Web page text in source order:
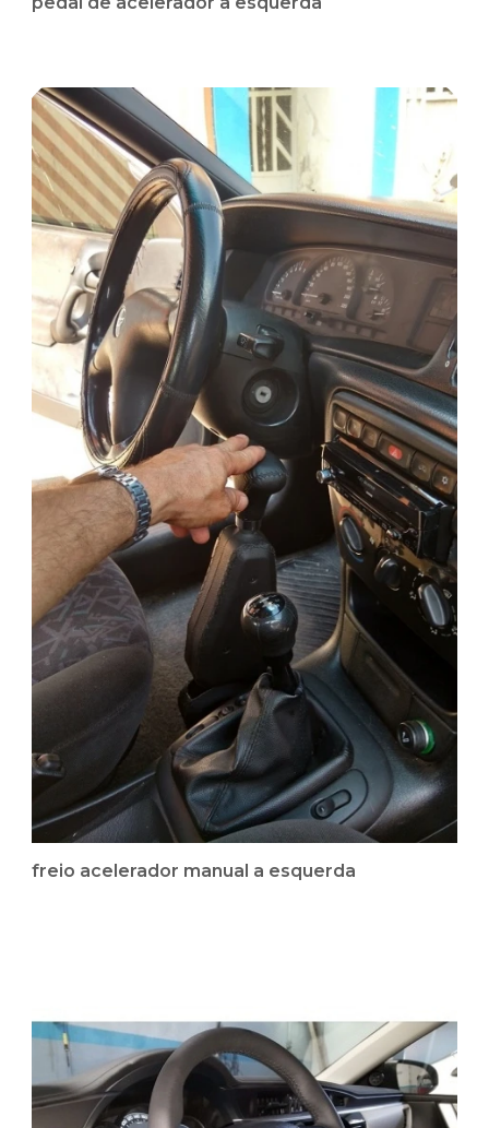
freio acelerador manual a esquerda